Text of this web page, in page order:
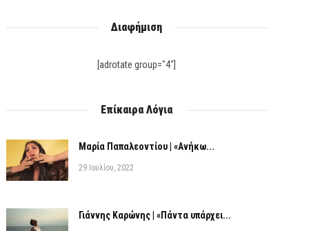
Διαφήμιση
[adrotate group="4"]
Επίκαιρα Λόγια
Μαρία Παπαλεοντίου | «Ανήκω...
29 Ιουλίου, 2022
Γιάννης Καρώνης | «Πάντα υπάρχει...